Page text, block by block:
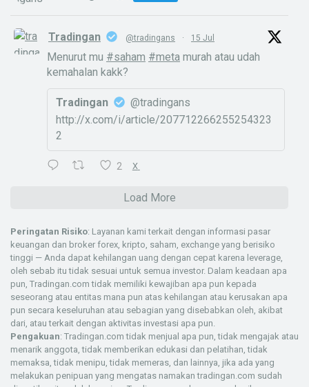
Tradingan @tradingans · 15 Jul
Menurut mu #saham #meta murah atau udah
kemahalan kakk?
Tradingan
@tradingans
http://x.com/i/article/207712266255254323
2
2 X
Load More
Peringatan Risiko: Layanan kami terkait dengan informasi pasar
keuangan dan broker forex, kripto, saham, exchange yang berisiko
tinggi — Anda dapat kehilangan uang dengan cepat karena leverage,
oleh sebab itu tidak sesuai untuk semua investor. Dalam keadaan apa
pun, Tradingan.com tidak memiliki kewajiban apa pun kepada
seseorang atau entitas mana pun atas kehilangan atau kerusakan apa
pun secara keseluruhan atau sebagian yang disebabkan oleh, akibat
dari, atau terkait dengan aktivitas investasi apa pun.
Pengakuan: Tradingan.com tidak menjual apa pun, tidak mengajak atau
menarik anggota, tidak memberikan edukasi dan pelatihan, tidak
memaksa, tidak menipu, tidak memeras, dan lainnya, jika ada yang
melakukan penipuan yang mengatas namakan tradingan.com sudah